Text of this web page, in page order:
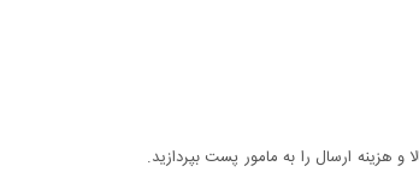
ارسال را به مامور پست بپردازید.